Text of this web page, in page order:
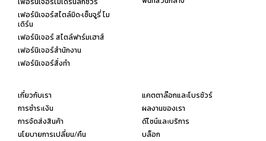
เฟอร์นิเจอร์สไตล์มิด-เซ็นจูรี่ โม
เดิร์น
เฟอร์นิเจอร์ สไตล์ฟาร์มเฮาส์
เฟอร์นิเจอร์สำนักงาน
เฟอร์นิเจอร์สั่งทำ
เกี่ยวกับเรา
การชำระเงิน
การจัดส่งสินค้า
นโยบายการเปลี่ยน/คืน
แคตตาล๊อกและโบรชัวร์
ผลงานของเรา
ดีไซน์และบริการ
บล็อก